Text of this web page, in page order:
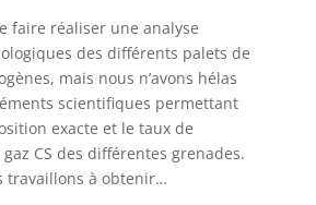
faire réaliser une analyse
des différents palets de
mais nous n’avons hélas
scientifiques permettant
exacte et le taux de
CS des différentes grenades.
travaillons à obtenir…